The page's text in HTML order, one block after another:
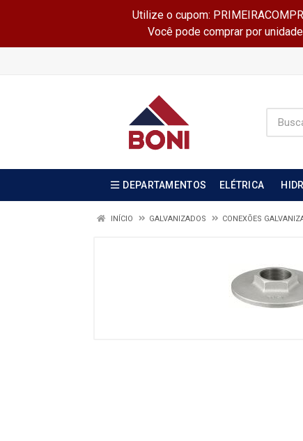
Utilize o cupom:
Você pode comprar por
DEPARTAMENTOS ELÉTRICA
INÍCIO GALVANIZADOS CONEXÕES